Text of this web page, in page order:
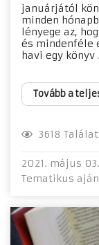
januárjától
minden
lényege az,
és mindenféle
havi egy könyv
Tovább a
3618 Találat
2021. május
Tematikus